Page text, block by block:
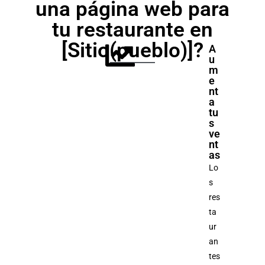
una página web para
tu restaurante en
[Sitio(pueblo)]? A
u
m
e
nt
a
tu
s
ve
nt
as
Lo
s
res
ta
ur
an
tes